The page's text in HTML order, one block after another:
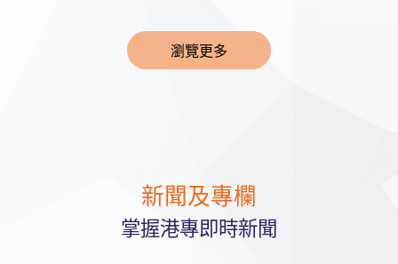
瀏覽更多
新聞及專欄
掌握港專即時新聞